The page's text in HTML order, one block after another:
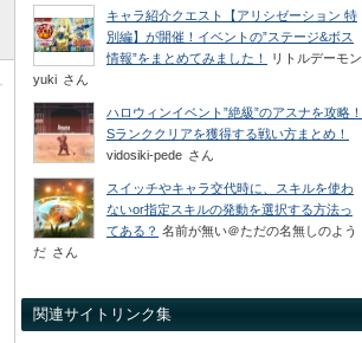
キャラ紹介クエスト【アリシゼーション 特
別編】が開催！イベントの”ステージ&ボス
情報”をまとめてみました！
リトルデーモン
yuki さん
ハロウィンイベント”絶級”のアスナを攻略！
Sランククリアを獲得する戦い方まとめ！
vidosiki-pede さん
スイッチやキャラ交代時に、スキルを使わ
ないor指定スキルの発動を選択する方法っ
てある？ 名前が無い＠ただの名無しのよう
だ さん
関連サイトリンク集